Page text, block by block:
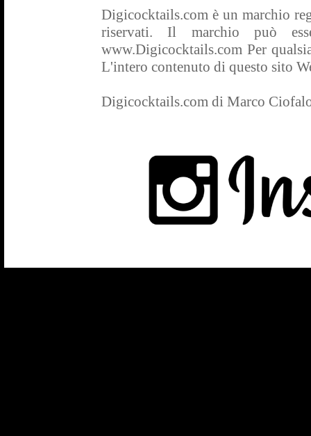
Digicocktails.com è un marchio
riservati. Il marchio può
www.Digicocktails.com Per
L'intero contenuto di questo sito
Digicocktails.com di Marco